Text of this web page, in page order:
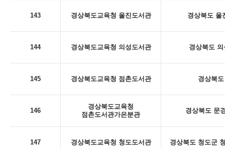
143 경상북도교육청 울진도서관 경상북도 울
144 경상북도교육청 의성도서관 경상북도
145 경상북도교육청 점촌도서관 경상북
146
경상북도교육청
점촌도서관가은분관
경상북도 문
147 경상북도교육청 청도도서관 경상북도 청도군